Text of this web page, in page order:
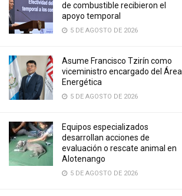
de combustible recibieron el
apoyo temporal
5 DE AGOSTO DE 2026
Asume Francisco Tzirín como
viceministro encargado del Área
Energética
5 DE AGOSTO DE 2026
Equipos especializados
desarrollan acciones de
evaluación o rescate animal en
Alotenango
5 DE AGOSTO DE 2026